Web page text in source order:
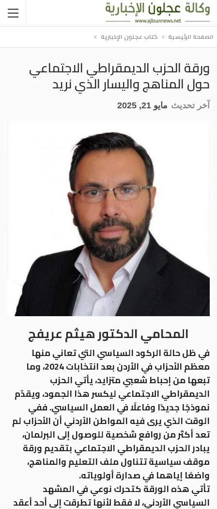
الصفحة الرئيسية كتاب عجلون الإخبارية
ورقة الحزب الديمقراطي الاجتماعي
حول المناهج واليسار الذي نريد
آخر تحديث مايو 21, 2025
المحامي الدكتور هيثم عريفج
في ظل حالة الركود السياسي التي تعاني منها
معظم الأحزاب في الأردن بعد انتخابات 2024، وما
تبعها من إحباط شعبي متزايد، يأتي الحزب
الديمقراطي الاجتماعي ليكسر هذا الجمود، ويقدّم
نموذجًا جديدًا وفاعلًا في العمل السياسي. ففي
الوقت الذي يرى فيه المواطن الأردني أن الأحزاب لم
تعد أكثر من روافع شخصية للوصول إلى البرلمان،
يبادر الحزب الديمقراطي الاجتماعي بتقديم ورقة
موقف سياسية تتناول ملف التعليم والمناهج،
واضعًا إياهما في صدارة أولوياته.
تأتي هذه الورقة كتحرك نوعي في المشهد
السياسي الأردني، لا فقط لأنها تطرقت إلى أحد أعقد